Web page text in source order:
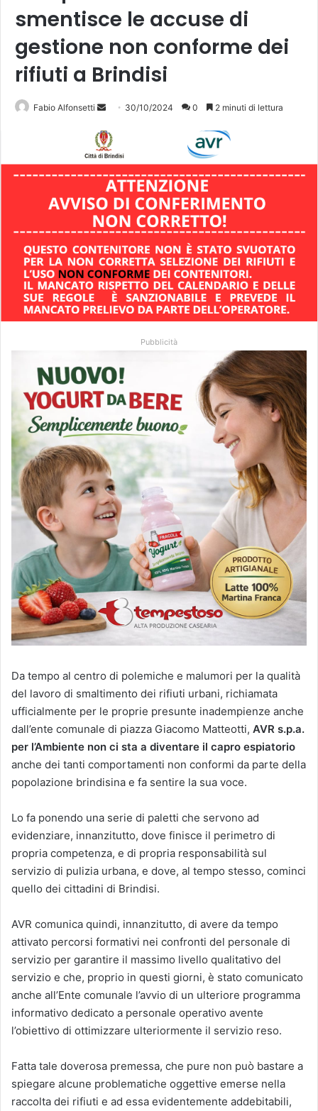
smentisce le accuse di
gestione non conforme dei
rifiuti a Brindisi
Fabio Alfonsetti
Invia 30/10/2024 0 2 minuti di lettura
Pubblicità
Da tempo al centro di polemiche e malumori per la qualità
del lavoro di smaltimento dei rifiuti urbani, richiamata
ufficialmente per le proprie presunte inadempienze anche
dall’ente comunale di piazza Giacomo Matteotti, AVR s.p.a.
per l’Ambiente non ci sta a diventare il capro espiatorio
anche dei tanti comportamenti non conformi da parte della
popolazione brindisina e fa sentire la sua voce.
Lo fa ponendo una serie di paletti che servono ad
evidenziare, innanzitutto, dove finisce il perimetro di
propria competenza, e di propria responsabilità sul
servizio di pulizia urbana, e dove, al tempo stesso, cominci
quello dei cittadini di Brindisi.
AVR comunica quindi, innanzitutto, di avere da tempo
attivato percorsi formativi nei confronti del personale di
servizio per garantire il massimo livello qualitativo del
servizio e che, proprio in questi giorni, è stato comunicato
anche all’Ente comunale l’avvio di un ulteriore programma
informativo dedicato a personale operativo avente
l’obiettivo di ottimizzare ulteriormente il servizio reso.
Fatta tale doverosa premessa, che pure non può bastare a
spiegare alcune problematiche oggettive emerse nella
raccolta dei rifiuti e ad essa evidentemente addebitabili,